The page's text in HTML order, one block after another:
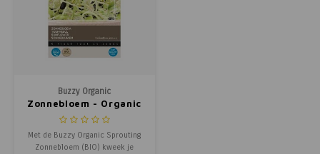
Buzzy Organic
Zonnebloem - Organic
Sprouting
Met de Buzzy Organic Sprouting
Zonnebloem (BIO) kweek je